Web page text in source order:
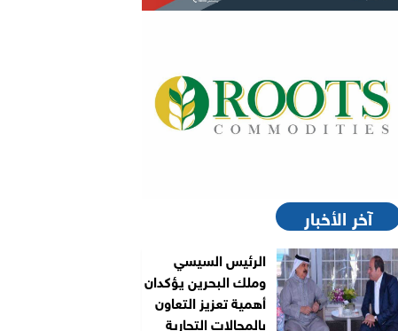
آخر الأخبار
الرئيس السيسي
وملك البحرين يؤكدان
أهمية تعزيز التعاون
بالمجالات التجارية